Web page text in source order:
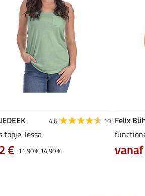
4.6 10
topje Tessa
11,90 €14,90 €
€
Felix